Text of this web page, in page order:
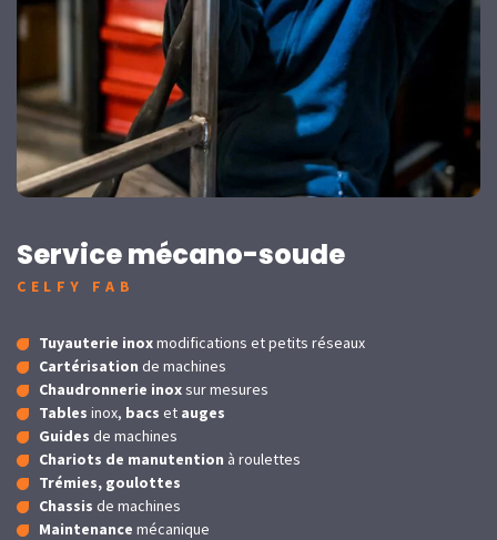
Service mécano-soude
CELFY FAB
Tuyauterie inoxmodifications et petits réseaux
Cartérisation de machines
Chaudronnerie inoxsur mesures
Tables inox, bacs et auges
Guides de machines
Chariots de manutention à roulettes
Trémies, goulottes
Chassis de machines
Maintenance mécanique